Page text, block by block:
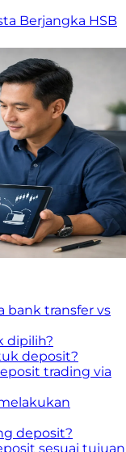
Berjangka HSB
bank transfer vs
dipilih?
deposit?
trading via
deposit?
sesuai tujuan